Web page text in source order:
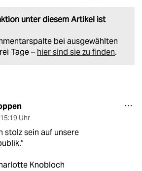
unter diesem Artikel ist
bei ausgewählten
Tage – hier sind sie zu finden.
15:19 Uhr
stolz sein auf unsere
Knobloch